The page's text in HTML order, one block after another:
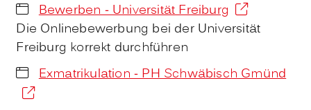
Bewerben - Universität Freiburg
Die Onlinebewerbung bei der Universität
Freiburg korrekt durchführen
Exmatrikulation - PH Schwäbisch Gmünd